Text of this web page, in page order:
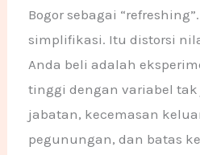
Bogor sebagai
simplifikasi. Itu distorsi
Anda beli adalah
tinggi dengan variabel
jabatan, kecemasan
pegunungan, dan batas